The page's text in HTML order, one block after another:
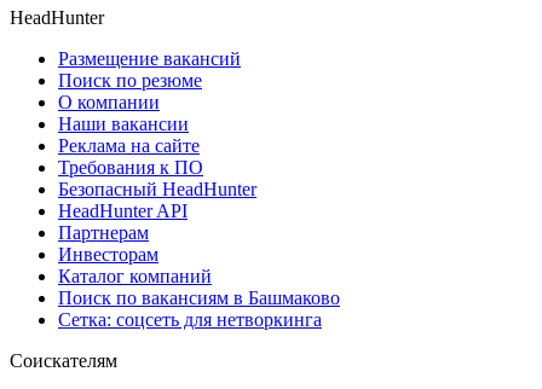
HeadHunter
Размещение вакансий
Поиск по резюме
О компании
Наши вакансии
Реклама на сайте
Требования к ПО
Безопасный HeadHunter
HeadHunter API
Партнерам
Инвесторам
Каталог компаний
Поиск по вакансиям в Башмаково
Сетка: соцсеть для нетворкинга
Соискателям